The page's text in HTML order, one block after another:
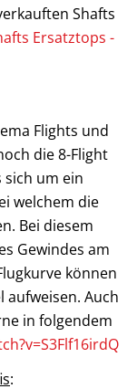
Shafts
Ersatztops -
Flights und
die 8-Flight
sich um ein
welchem die
Bei diesem
Gewindes am
können
aufweisen. Auch
in folgendem
: